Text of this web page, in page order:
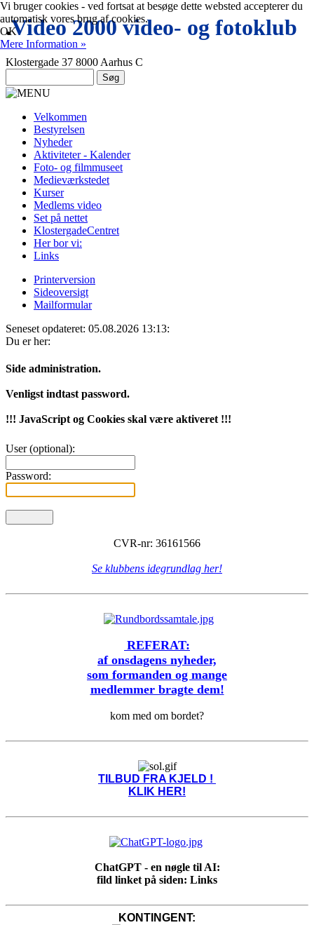
.Video 2000 video- og fotoklub
Klostergade 37 8000 Aarhus C
Velkommen
Bestyrelsen
Nyheder
Aktiviteter - Kalender
Foto- og filmmuseet
Medieværkstedet
Kurser
Medlems video
Set på nettet
KlostergadeCentret
Her bor vi:
Links
Printerversion
Sideoversigt
Mailformular
Seneset opdateret: 05.08.2026 13:13:
Du er her:
Side administration.
Venligst indtast password.
!!! JavaScript og Cookies skal være aktiveret !!!
User (optional):
Password:
CVR-nr: 36161566
Se klubbens idegrundlag her!
REFERAT:
af onsdagens nyheder,
som formanden og mange
medlemmer bragte dem!
kom med om bordet?
TILBUD FRA KJELD !
KLIK HER!
ChatGPT - en nøgle til AI:
fild linket på siden: Links
KONTINGENT:
Vi bruger cookies - ved fortsat at besøge dette websted accepterer du
automatisk vores brug af cookies.
OK
Mere Information »